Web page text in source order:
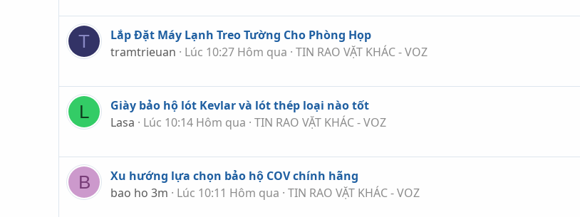
T
Lắp Đặt Máy Lạnh Treo Tường Cho Phòng Họp
tramtrieuan
Lúc 10:27 Hôm qua TIN RAO VẶT KHÁC - VOZ
L
Giày bảo hộ lót Kevlar và lót thép loại nào tốt
Lasa
Lúc 10:14 Hôm qua TIN RAO VẶT KHÁC - VOZ
B
Xu hướng lựa chọn bảo hộ COV chính hãng
bao ho 3m
Lúc 10:11 Hôm qua TIN RAO VẶT KHÁC - VOZ